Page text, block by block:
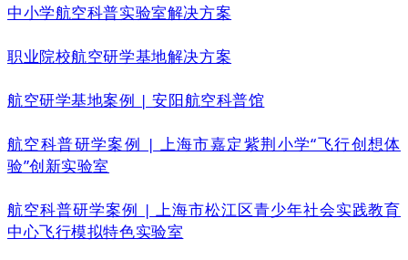
中小学航空科普实验室解决方案
职业院校航空研学基地解决方案
航空研学基地案例 | 安阳航空科普馆
航空科普研学案例 | 上海市嘉定紫荆小学“飞行创想体
验”创新实验室
航空科普研学案例 | 上海市松江区青少年社会实践教育
中心飞行模拟特色实验室